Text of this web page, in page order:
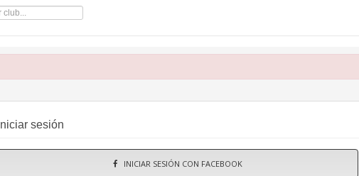
Iniciar sesión
INICIAR SESIÓN CON FACEBOOK